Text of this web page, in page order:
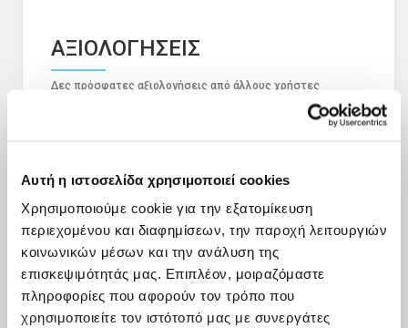
Αυτή η ιστοσελίδα χρησιμοποιεί cookies
Χρησιμοποιούμε cookie για την εξατομίκευση
περιεχομένου και διαφημίσεων, την παροχή λειτουργιών
κοινωνικών μέσων και την ανάλυση της
επισκεψιμότητάς μας. Επιπλέον, μοιραζόμαστε
πληροφορίες που αφορούν τον τρόπο που
χρησιμοποιείτε τον ιστότοπό μας με συνεργάτες
ΑΞΙΟΛΟΓΗΣΕΙΣ
Δες πρόσφατες αξιολογήσεις από άλλους χρήστες